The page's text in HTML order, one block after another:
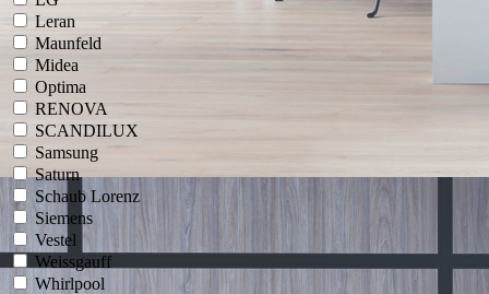
Leran
Maunfeld
Midea
Optima
RENOVA
SCANDILUX
Samsung
Saturn
Schaub Lorenz
Siemens
Vestel
Weissgauff
Whirlpool